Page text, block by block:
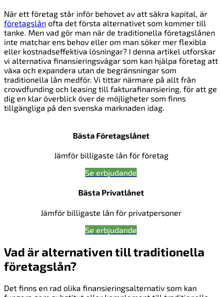
När ett företag står inför behovet av att säkra kapital, är
företagslån ofta det första alternativet som kommer till
tanke. Men vad gör man när de traditionella företagslånen
inte matchar ens behov eller om man söker mer flexibla
eller kostnadseffektiva lösningar? I denna artikel utforskar
vi alternativa finansieringsvägar som kan hjälpa företag att
växa och expandera utan de begränsningar som
traditionella lån medför. Vi tittar närmare på allt från
crowdfunding och leasing till fakturafinansiering, för att ge
dig en klar överblick över de möjligheter som finns
tillgängliga på den svenska marknaden idag.
Bästa Företagslånet
Jämför billigaste lån för företag
Se erbjudande
Bästa Privatlånet
Jämför billigaste lån för privatpersoner
Se erbjudande
Vad är alternativen till traditionella
företagslån?
Det finns en rad olika finansieringsalternativ som kan